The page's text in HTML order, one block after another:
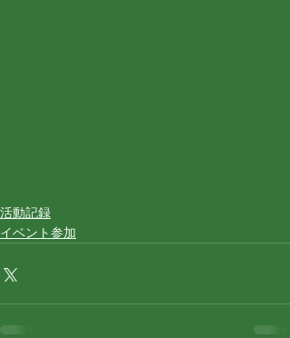
活動記録
イベント参加